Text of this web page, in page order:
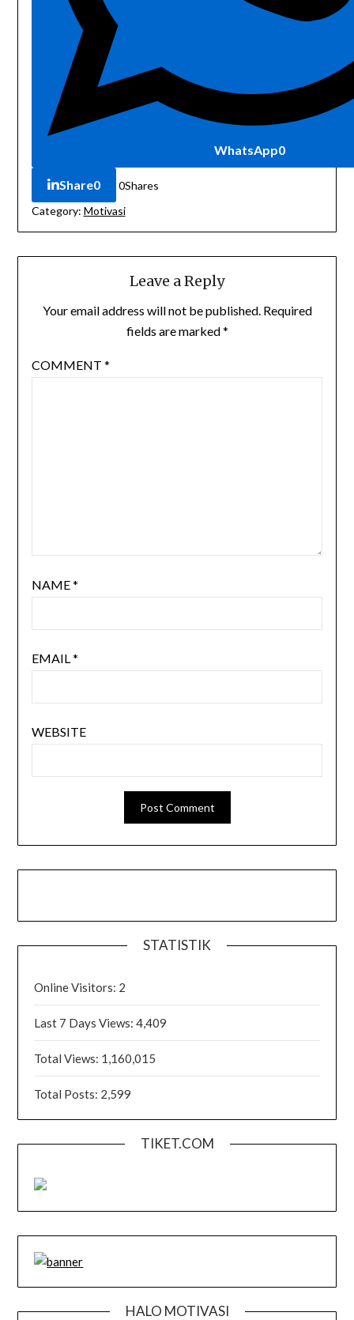
WhatsApp0
Share0 0Shares
Category: Motivasi
Leave a Reply
Your email address will not be published. Required
fields are marked*
COMMENT *
NAME*
EMAIL*
WEBSITE
STATISTIK
Online Visitors: 2
Last 7 Days Views:4,409
Total Views: 1,160,015
Total Posts: 2,599
TIKET.COM
HALO MOTIVASI